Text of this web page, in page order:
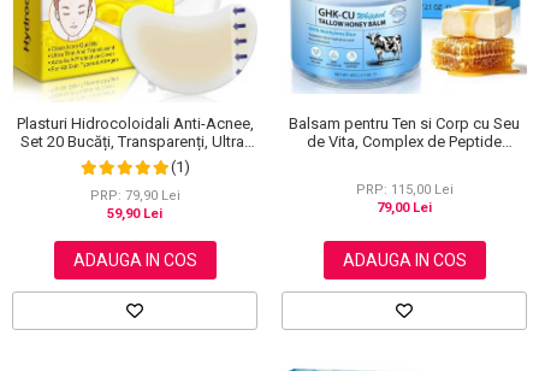
Scrub / Balsam de buze
Netestate pe Animale
Plasturi Hidrocoloidali Anti-Acnee,
Set 20 Bucăți, Transparenți, Ultra-
subțiri, Formulă Premium
(1)
PRP: 79,90 Lei
59,90 Lei
ADAUGA IN COS
Balsam pentru Ten si Corp cu Seu
de Vita, Complex de Peptide
PRP: 115,00 Lei
79,00 Lei
ADAUGA IN COS